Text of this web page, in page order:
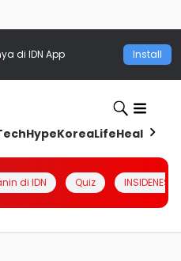
di IDN App Install
HypeKoreaLifeHealth
di IDN Quiz INSIDENESIA